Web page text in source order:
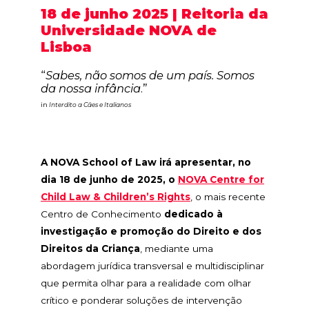
18 de junho 2025 | Reitoria da
Universidade NOVA de
Lisboa
“Sabes, não somos de um país. Somos
da nossa infância.”
in Interdito a Cães e Italianos
A NOVA School of Law irá apresentar, no
dia 18 de junho de 2025, o NOVA Centre for
Child Law & Children’s Rights , o mais recente
Centro de Conhecimento dedicado à
investigação e promoção do Direito e dos
Direitos da Criança , mediante uma
abordagem jurídica transversal e multidisciplinar
que permita olhar para a realidade com olhar
crítico e ponderar soluções de intervenção